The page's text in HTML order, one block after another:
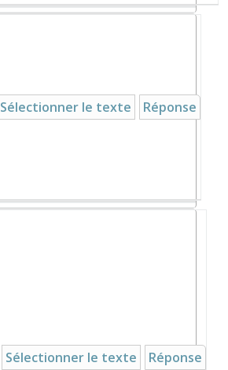
Sélectionner le texte Réponse
Sélectionner le texte Réponse